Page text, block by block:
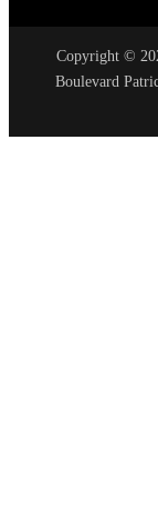
Copyright ©
Boulevard